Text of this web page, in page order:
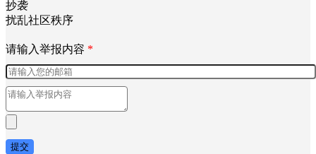
抄袭
扰乱社区秩序
请输入举报内容 *
提交